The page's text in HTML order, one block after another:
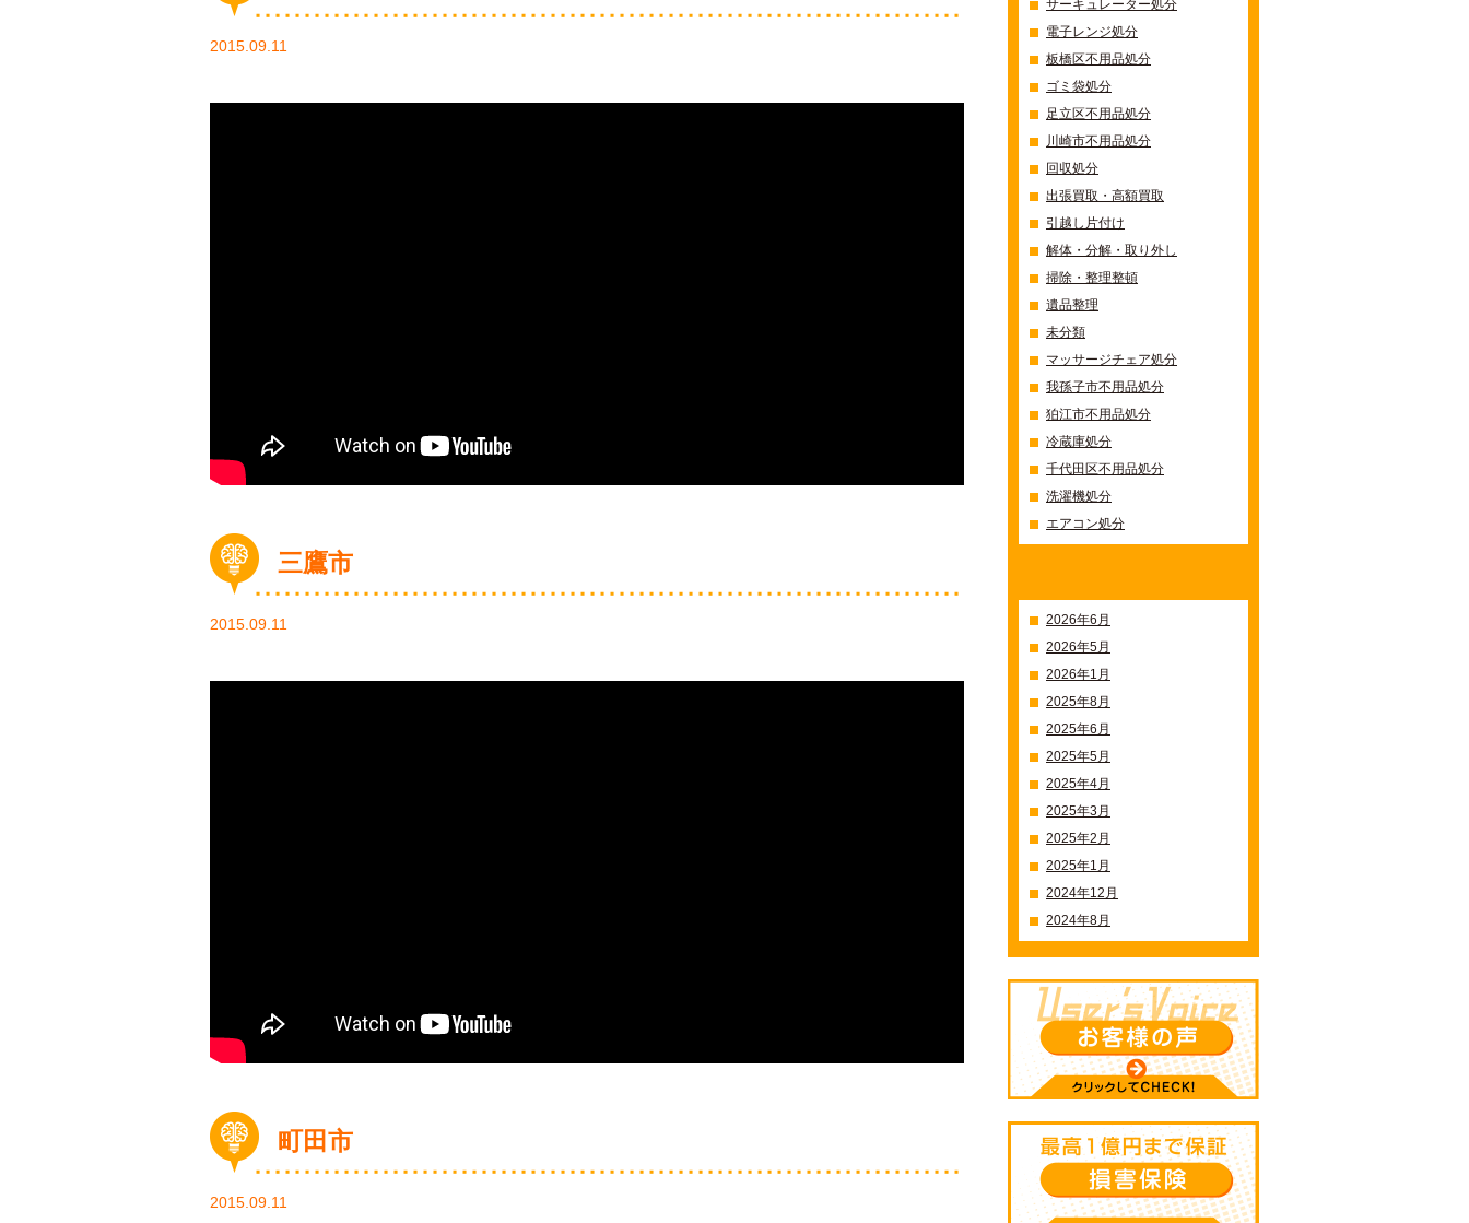
2015.09.11
三鷹市
2015.09.11
町田市
2015.09.11
サーキュレーター処分
電子レンジ処分
板橋区不用品処分
ゴミ袋処分
足立区不用品処分
川崎市不用品処分
回収処分
出張買取・高額買取
引越し片付け
解体・分解・取り外し
掃除・整理整頓
遺品整理
未分類
マッサージチェア処分
我孫子市不用品処分
狛江市不用品処分
冷蔵庫処分
千代田区不用品処分
洗濯機処分
エアコン処分
2026年6月
2026年5月
2026年1月
2025年8月
2025年6月
2025年5月
2025年4月
2025年3月
2025年2月
2025年1月
2024年12月
2024年8月